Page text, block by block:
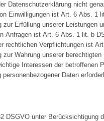
Datenschutzerklärung nicht
Einwilligungen ist Art. 6 Abs. 1
zur Erfüllung unserer Leistungen
Anfragen ist Art. 6 Abs. 1 lit. b
rechtlichen Verpflichtungen ist
zur Wahrung unserer
Interessen der betroffenen
personenbezogener Daten
DSGVO unter Berücksichtigung